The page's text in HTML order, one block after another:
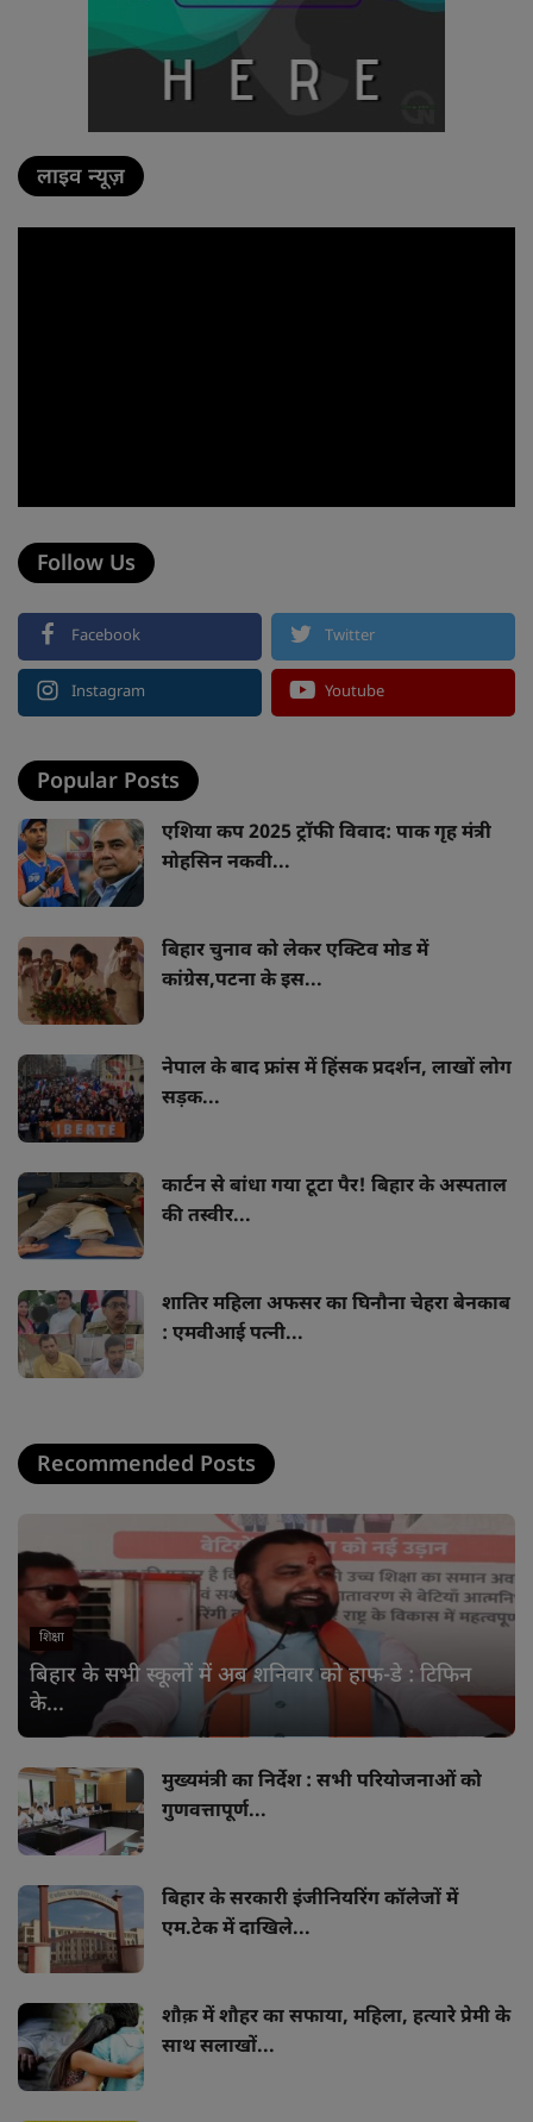
लाइव न्यूज़
Follow Us
Facebook Twitter
Instagram Youtube
Popular Posts
एशिया कप 2025 ट्रॉफी विवाद: पाक गृह मंत्री
मोहसिन नकवी...
बिहार चुनाव को लेकर एक्टिव मोड में
कांग्रेस,पटना के इस...
नेपाल के बाद फ्रांस में हिंसक प्रदर्शन, लाखों लोग
सड़क...
कार्टन से बांधा गया टूटा पैर! बिहार के अस्पताल
की तस्वीर...
शातिर महिला अफसर का घिनौना चेहरा बेनकाब
: एमवीआई पत्नी...
Recommended Posts
शिक्षा
बिहार के सभी स्कूलों में अब शनिवार को हाफ-डे : टिफिन
के...
मुख्यमंत्री का निर्देश : सभी परियोजनाओं को
गुणवत्तापूर्ण...
बिहार के सरकारी इंजीनियरिंग कॉलेजों में
एम.टेक में दाखिले...
शौक़ में शौहर का सफाया, महिला, हत्यारे प्रेमी के
साथ सलाखों...